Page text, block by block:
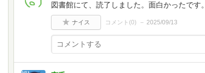
図書館にて、読了しました。面白かったです。
ナイス コメント(0) 2025/09/13